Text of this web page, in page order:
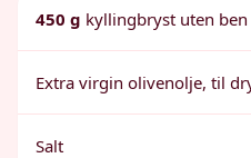
450 g kyllingbryst uten
Extra virgin olivenolje, til
Salt